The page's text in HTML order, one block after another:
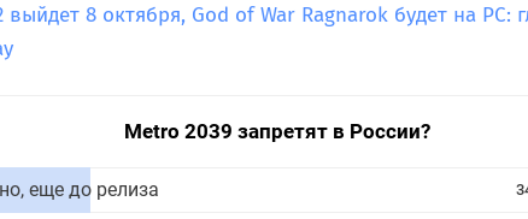
8 октября, God of War Ragnarok будет на PC:
Metro 2039 запретят в России?
еще до релиза